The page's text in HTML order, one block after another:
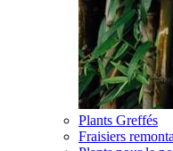
Plants Greffés
Fraisiers